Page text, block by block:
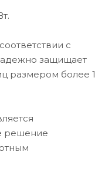
с
защищает
размером более 1
решение